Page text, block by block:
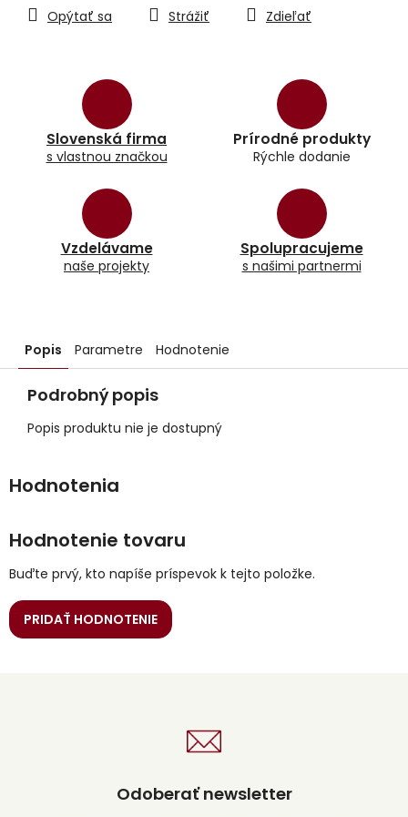
Slovenská firma
s vlastnou značkou
Prírodné produkty
Rýchle dodanie
Vzdelávame
naše projekty
Spolupracujeme
s našimi partnermi
Opýtať sa Strážiť Zdieľať
Popis Parametre Hodnotenie
Podrobný popis
Popis produktu nie je dostupný
Hodnotenie tovaru
Buďte prvý, kto napíše príspevok k tejto položke.
PRIDAŤ HODNOTENIE
Odoberať newsletter